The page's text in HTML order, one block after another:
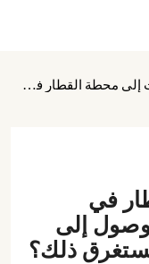
إذا وصلت إلى محطة القطار في بشكيك، كم يكلف حاليا للوصول إلى أوش؟ وكم من الوقت سيستغرق ذلك؟
في
إلى
ذلك؟